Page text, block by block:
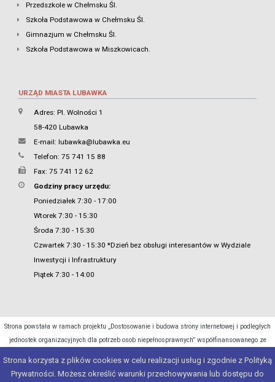
Strona korzysta z plików cookies w celu realizacji usług i zgodnie z Polityką
Prywatności. Możesz określić warunki przechowywania lub dostępu do
Przedszkole w Chełmsku Śl.
Szkoła Podstawowa w Chełmsku Śl.
Gimnazjum w Chełmsku Śl.
Szkoła Podstawowa w Miszkowicach.
URZĄD MIASTA LUBAWKA
Adres: Pl. Wolności 1
58-420 Lubawka
E-mail: lubawka@lubawka.eu
Telefon: 75 741 15 88
Fax: 75 741 12 62
Godziny pracy urzędu:
Poniedziałek 7:30 - 17:00
Wtorek 7:30 - 15:30
Środa 7:30 - 15:30
Czwartek 7:30 - 15:30 *Dzień bez obsługi interesantów w Wydziale
Inwestycji i Infrastruktury
Piątek 7:30 - 14:00
Strona powstała w ramach projektu „Dostosowanie i budowa strony internetowej i podległych
jednostek organizacyjnych dla potrzeb osob niepełnosprawnych” współfinansowanego ze
Copyright 2015 - 2026 © Urząd Miasta Lubawka